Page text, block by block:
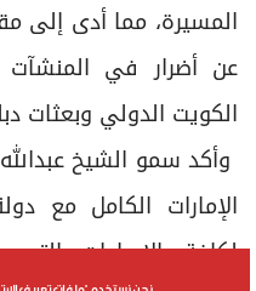
المسيرة، مما أدى إلى
عن أضرار في المنشآت
الكويت الدولي وبعثات
وأكد سمو الشيخ
الإمارات الكامل مع
لكافة الإجراءات